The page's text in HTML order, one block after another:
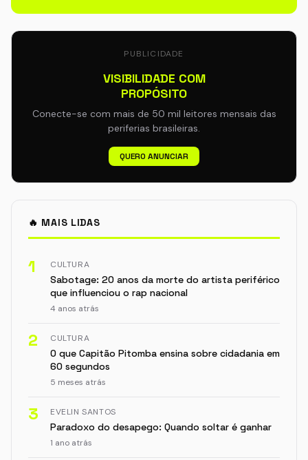
PUBLICIDADE
VISIBILIDADE COM
PROPÓSITO
Conecte-se com mais de 50 mil leitores mensais das
periferias brasileiras.
QUERO ANUNCIAR
🔥 MAIS LIDAS
1 CULTURA
Sabotage: 20 anos da morte do artista periférico
que influenciou o rap nacional
4 anos atrás
2 CULTURA
O que Capitão Pitomba ensina sobre cidadania em
60 segundos
5 meses atrás
3 EVELIN SANTOS
Paradoxo do desapego: Quando soltar é ganhar
1 ano atrás